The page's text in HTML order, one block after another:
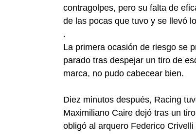
contragolpes, pero su falta de
de las pocas que tuvo y se llevó
.
La primera ocasión de riesgo se
parado tras despejar un tiro de
marca, no pudo cabecear bien.
Diez minutos después, Racing
Maximiliano Caire dejó tras un
obligó al arquero Federico